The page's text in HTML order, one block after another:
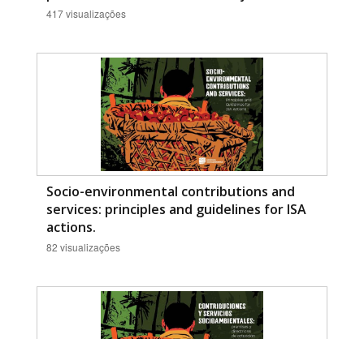
417 visualizações
Socio-environmental contributions and
services: principles and guidelines for ISA
actions.
82 visualizações